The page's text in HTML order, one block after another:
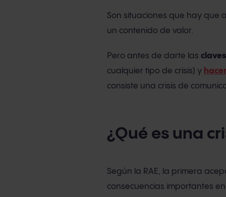
Son situaciones que hay que
un contenido de valor.
Pero antes de darte las
cualquier tipo de crisis) y
consiste una crisis de
¿Qué es una
Según la RAE, la primera
consecuencias importantes